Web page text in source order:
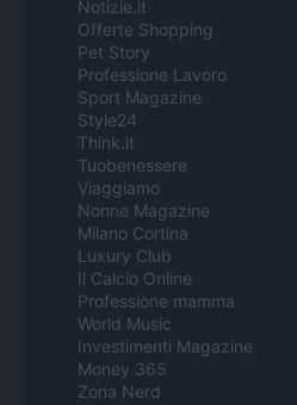
Notizie.it
Offerte Shopping
Pet Story
Professione Lavoro
Sport Magazine
Style24
Think.it
Tuobenessere
Viaggiamo
Nonne Magazine
Milano Cortina
Luxury Club
Il Calcio Online
Professione mamma
World Music
Investimenti Magazine
Money 365
Zona Nerd